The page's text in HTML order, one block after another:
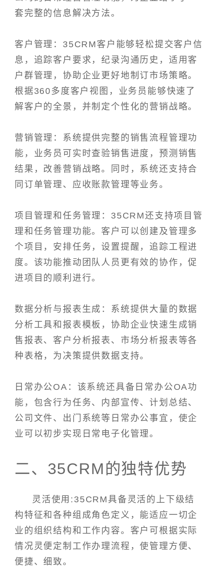
套完整的信息解决方法。
客户管理：35CRM客户能够轻松提交客户信
息，追踪客户要求，纪录沟通历史，适用客
户群管理，协助企业更好地制订市场策略。
根据360多度客户视图，业务员能够快速了
解客户的全景，并制定个性化的营销战略。
营销管理：系统提供完整的销售流程管理功
能，业务员可实时查验销售进度，预测销售
结果，改善营销战略。同时，系统还支持合
同订单管理、应收账款管理等业务。
项目管理和任务管理：35CRM还支持项目管
理和任务管理功能。客户可以创建及管理多
个项目，安排任务，设置提醒，追踪工程进
度。该功能推动团队人员更有效的协作，促
进项目的顺利进行。
数据分析与报表生成：系统提供大量的数据
分析工具和报表模板，协助企业快速生成销
售报表、客户分析报表、市场分析报表等各
种表格，为决策提供数据支持。
日常办公OA：该系统还具备日常办公OA功
能，包含行为任务、内部宣传、计划总结、
公司文件、出门系统等日常办公事宜，使企
业可以初步实现日常电子化管理。
二、35CRM的独特优势
灵活使用:35CRM具备灵活的上下级结
构特征和各种组成角色定义，能适应一切企
业的组织结构和工作内容。客户可根据实际
情况灵便定制工作办理流程，使管理方便、
便捷、细致。